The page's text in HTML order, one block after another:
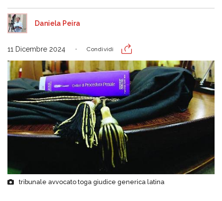
Daniela Peira
11 Dicembre 2024 Condividi
tribunale avvocato toga giudice generica latina